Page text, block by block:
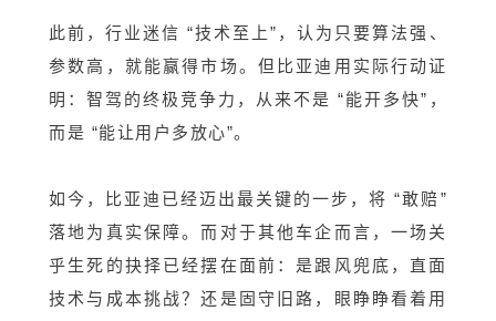
此前，行业迷信 “技术至上”，认为只要算法强、
参数高，就能赢得市场。但比亚迪用实际行动证
明：智驾的终极竞争力，从来不是 “能开多快”，
而是 “能让用户多放心”。
如今，比亚迪已经迈出最关键的一步，将 “敢赔”
落地为真实保障。而对于其他车企而言，一场关
乎生死的抉择已经摆在面前：是跟风兜底，直面
技术与成本挑战？还是固守旧路，眼睁睁看着用